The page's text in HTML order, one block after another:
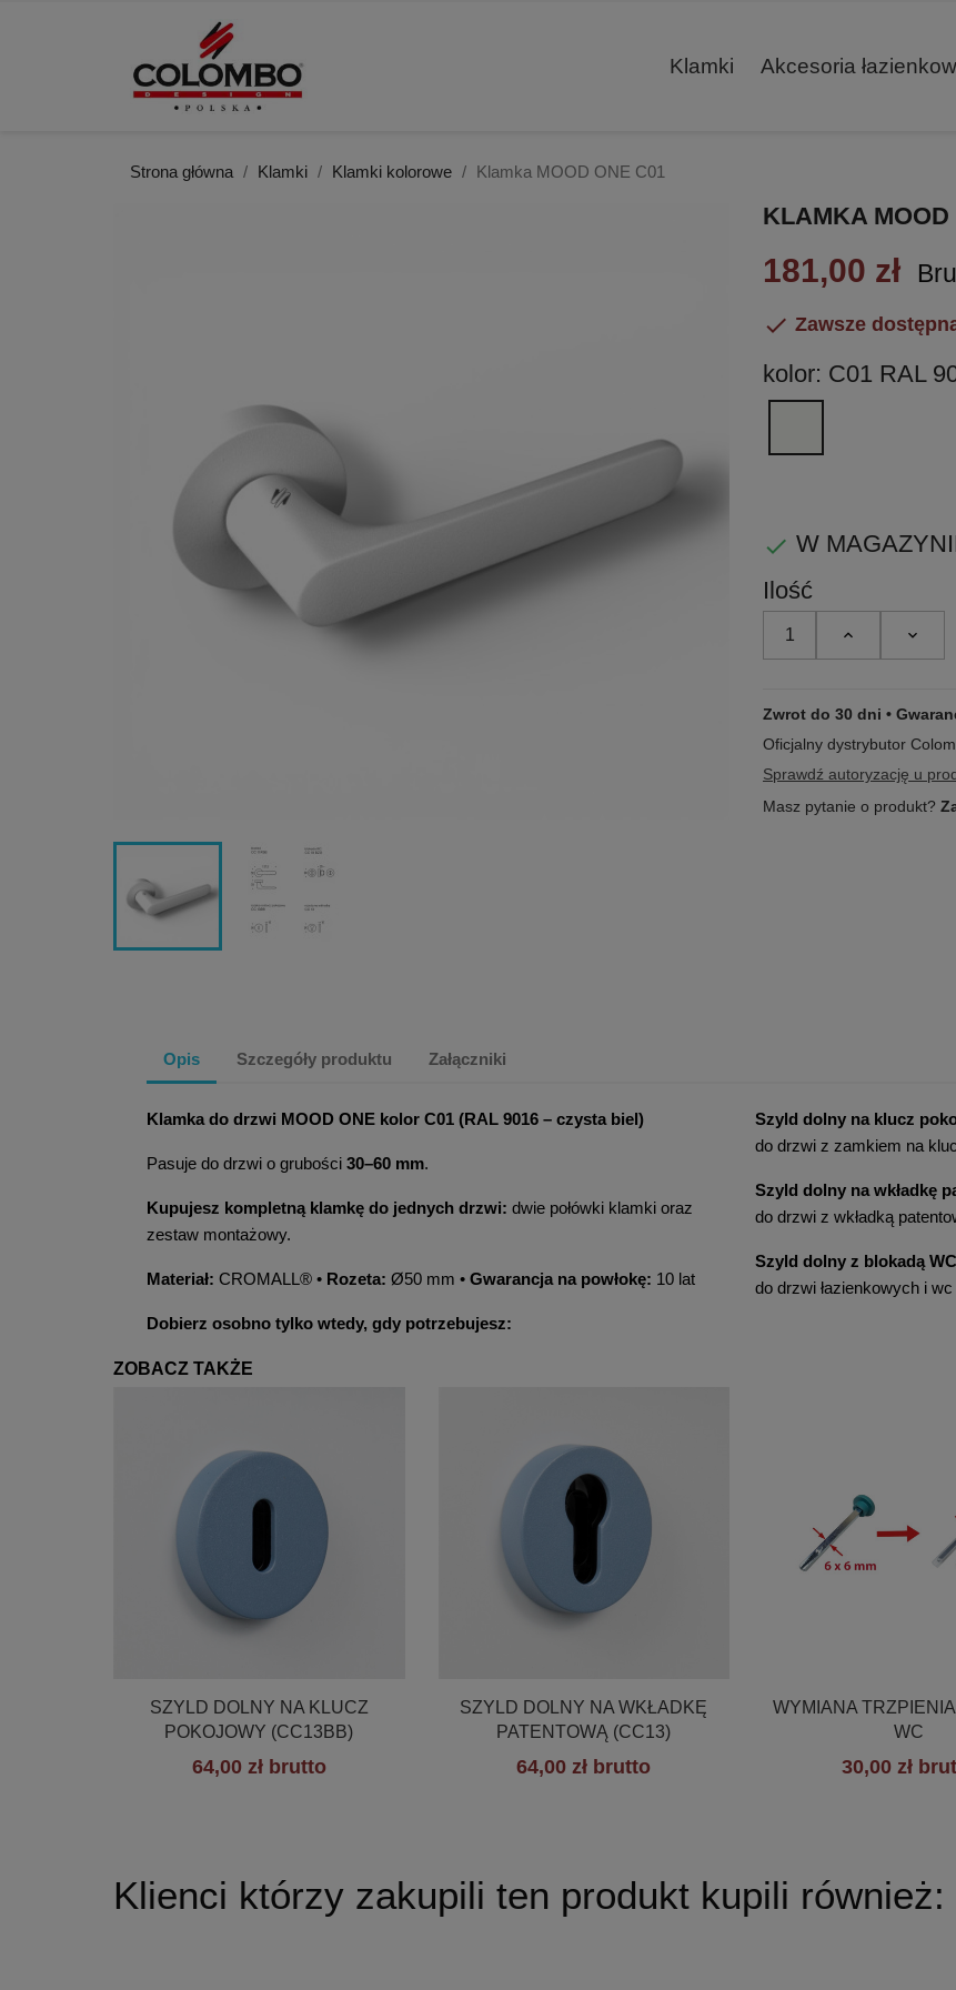
Klamki Akcesoria
Strona główna Klamki Klamki kolorowe Klamka MOOD ONE C01
KLAMKA MOOD
181,00 zł
 Zawsze
kolor: C01 RAL
biel
 W
Ilość
Zwrot do 30 dni •
Oficjalny dystrybutor
Sprawdź autoryzację u
Masz pytanie o produkt?
Opis Szczegóły produktu Załączniki
Klamka do drzwi MOOD ONE kolor C01 (RAL 9016 – czysta biel)
Pasuje do drzwi o grubości 30–60 mm.
Kupujesz kompletną klamkę do jednych drzwi: dwie połówki klamki oraz
zestaw montażowy.
Materiał: CROMALL® • Rozeta: Ø50 mm • Gwarancja na powłokę: 10 lat
Dobierz osobno tylko wtedy, gdy potrzebujesz:
Szyld dolny na klucz
do drzwi z zamkiem na
Szyld dolny na wkładkę
do drzwi z wkładką
Szyld dolny z blokadą WC
do drzwi łazienkowych i wc
ZOBACZ TAKŻE
 Szybki podgląd
SZYLD DOLNY NA KLUCZ
POKOJOWY (CC13BB)
64,00 zł brutto
Szybki podgląd
SZYLD DOLNY NA WKŁADKĘ
PATENTOWĄ (CC13)
64,00 zł brutto
 Szybki
WYMIANA
WC
30,00 zł
Klienci którzy zakupili ten produkt kupili również: